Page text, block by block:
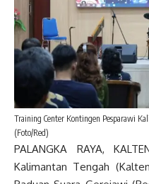
Training Center Kontingen Pesparawi
(Foto/Red)
PALANGKA RAYA,
Kalimantan Tengah